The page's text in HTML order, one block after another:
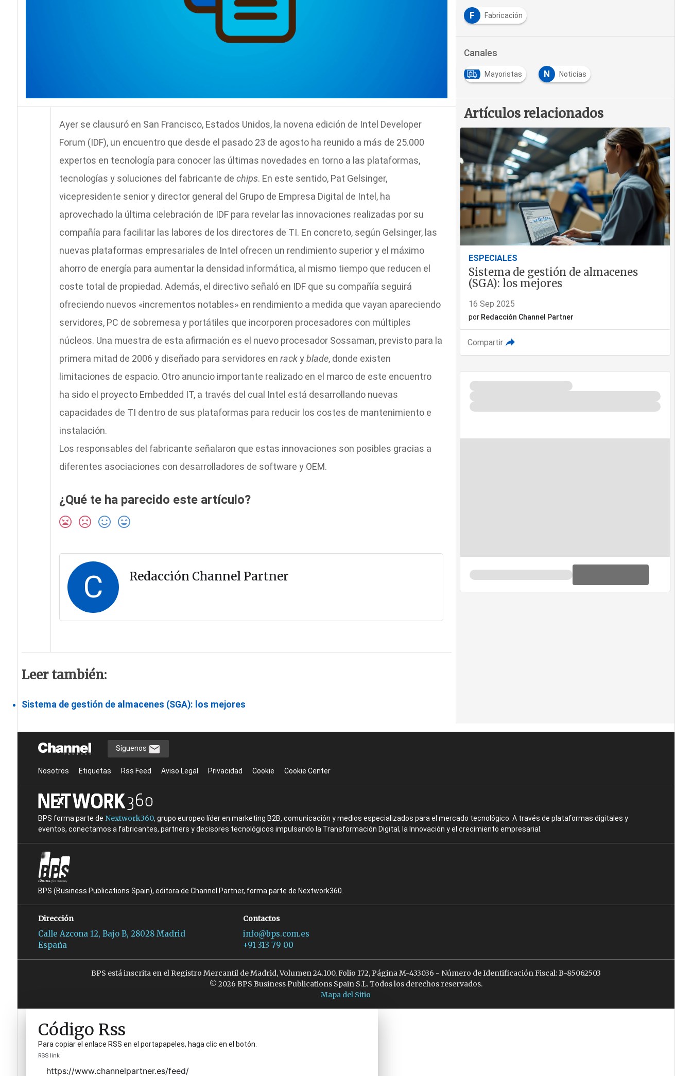
Ayer se clausuró en San Francisco, Estados Unidos, la novena edición de Intel Developer
Forum (IDF), un encuentro que desde el pasado 23 de agosto ha reunido a más de 25.000
expertos en tecnología para conocer las últimas novedades en torno a las plataformas,
tecnologías y soluciones del fabricante de chips. En este sentido, Pat Gelsinger,
vicepresidente senior y director general del Grupo de Empresa Digital de Intel, ha
aprovechado la última celebración de IDF para revelar las innovaciones realizadas por su
compañía para facilitar las labores de los directores de TI. En concreto, según Gelsinger, las
nuevas plataformas empresariales de Intel ofrecen un rendimiento superior y el máximo
ahorro de energía para aumentar la densidad informática, al mismo tiempo que reducen el
coste total de propiedad. Además, el directivo señaló en IDF que su compañía seguirá
ofreciendo nuevos «incrementos notables» en rendimiento a medida que vayan apareciendo
servidores, PC de sobremesa y portátiles que incorporen procesadores con múltiples
núcleos. Una muestra de esta afirmación es el nuevo procesador Sossaman, previsto para la
primera mitad de 2006 y diseñado para servidores en rackyblade, donde existen
limitaciones de espacio. Otro anuncio importante realizado en el marco de este encuentro
ha sido el proyecto Embedded IT, a través del cual Intel está desarrollando nuevas
capacidades de TI dentro de sus plataformas para reducir los costes de mantenimiento e
instalación.
Los responsables del fabricante señalaron que estas innovaciones son posibles gracias a
diferentes asociaciones con desarrolladores de software y OEM.
¿Qué te ha parecido este artículo?
C Redacción Channel Partner
Leer también:
Sistema de gestión de almacenes (SGA): los mejores
F Fabricación
Canales
Mayoristas N Noticias
Artículos relacionados
ESPECIALES
Sistema de gestión de almacenes
(SGA): los mejores
16 Sep 2025
por Redacción Channel Partner
Compartir
Síguenos
Nosotros Etiquetas Rss Feed Aviso Legal Privacidad Cookie Cookie Center
BPS forma parte de Nextwork360, grupo europeo líder en marketing B2B, comunicación y medios especializados para el mercado tecnológico. A través de plataformas digitales y
eventos, conectamos a fabricantes, partners y decisores tecnológicos impulsando la Transformación Digital, la Innovación y el crecimiento empresarial.
BPS (Business Publications Spain), editora de Channel Partner, forma parte de Nextwork360.
Dirección
Calle Azcona 12, Bajo B, 28028 Madrid
España
Contactos
info@bps.com.es
+91 313 79 00
BPS está inscrita en el Registro Mercantil de Madrid, Volumen 24.100, Folio 172, Página M-433036 - Número de Identificación Fiscal: B-85062503
© 2026 BPS Business Publications Spain S.L. Todos los derechos reservados.
Mapa del Sitio
Código Rss
Para copiar el enlace RSS en el portapapeles, haga clic en el botón.
RSS link